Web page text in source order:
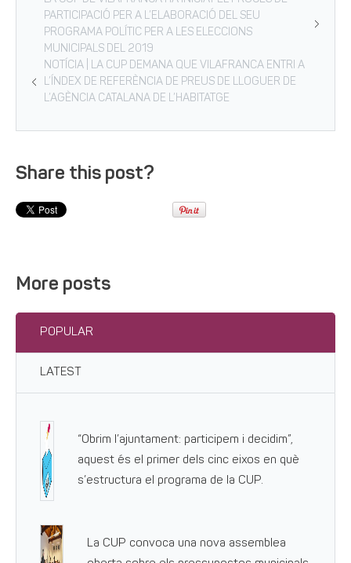
PARTICIPACIÓ PER A L’ELABORACIÓ DEL SEU
PROGRAMA POLÍTIC PER A LES ELECCIONS
MUNICIPALS DEL 2019
NOTÍCIA | LA CUP DEMANA QUE VILAFRANCA ENTRI A
L’ÍNDEX DE REFERÈNCIA DE PREUS DE LLOGUER DE
L’AGÈNCIA CATALANA DE L’HABITATGE
Share this post?
More posts
POPULAR
LATEST
“Obrim l’ajuntament: participem i decidim”,
aquest és el primer dels cinc eixos en què
s’estructura el programa de la CUP.
La CUP convoca una nova assemblea